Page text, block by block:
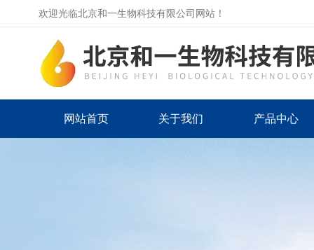
欢迎光临北京和一生物科技有限公司网站！
网站首页 关于我们 产品中心